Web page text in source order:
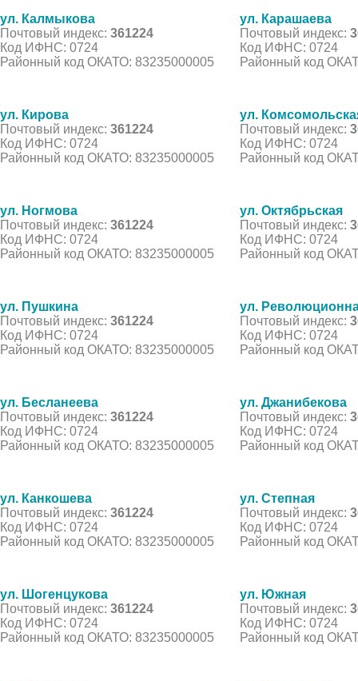
ул. Калмыкова
Почтовый индекс: 361224
Код ИФНС: 0724
Районный код ОКАТО: 83235000005
ул. Карашаева
Почтовый индекс:
Код ИФНС: 0724
Районный код
ул. Кирова
Почтовый индекс: 361224
Код ИФНС: 0724
Районный код ОКАТО: 83235000005
ул.
Почтовый индекс:
Код ИФНС: 0724
Районный код
ул. Ногмова
Почтовый индекс: 361224
Код ИФНС: 0724
Районный код ОКАТО: 83235000005
ул. Октябрьская
Почтовый индекс:
Код ИФНС: 0724
Районный код
ул. Пушкина
Почтовый индекс: 361224
Код ИФНС: 0724
Районный код ОКАТО: 83235000005
ул.
Почтовый индекс:
Код ИФНС: 0724
Районный код
ул. Бесланеева
Почтовый индекс: 361224
Код ИФНС: 0724
Районный код ОКАТО: 83235000005
ул. Джанибекова
Почтовый индекс:
Код ИФНС: 0724
Районный код
ул. Канкошева
Почтовый индекс: 361224
Код ИФНС: 0724
Районный код ОКАТО: 83235000005
ул. Степная
Почтовый индекс:
Код ИФНС: 0724
Районный код
ул. Шогенцукова
Почтовый индекс: 361224
Код ИФНС: 0724
Районный код ОКАТО: 83235000005
ул. Южная
Почтовый индекс:
Код ИФНС: 0724
Районный код